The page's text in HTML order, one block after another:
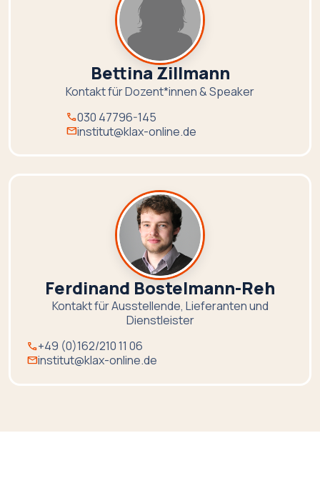
Bettina Zillmann
Kontakt für Dozent*innen & Speaker
call030 47796-145
mailinstitut@klax-online.de
Ferdinand Bostelmann-Reh
Kontakt für Ausstellende, Lieferanten und
Dienstleister
call+49 (0)162/210 11 06
mailinstitut@klax-online.de